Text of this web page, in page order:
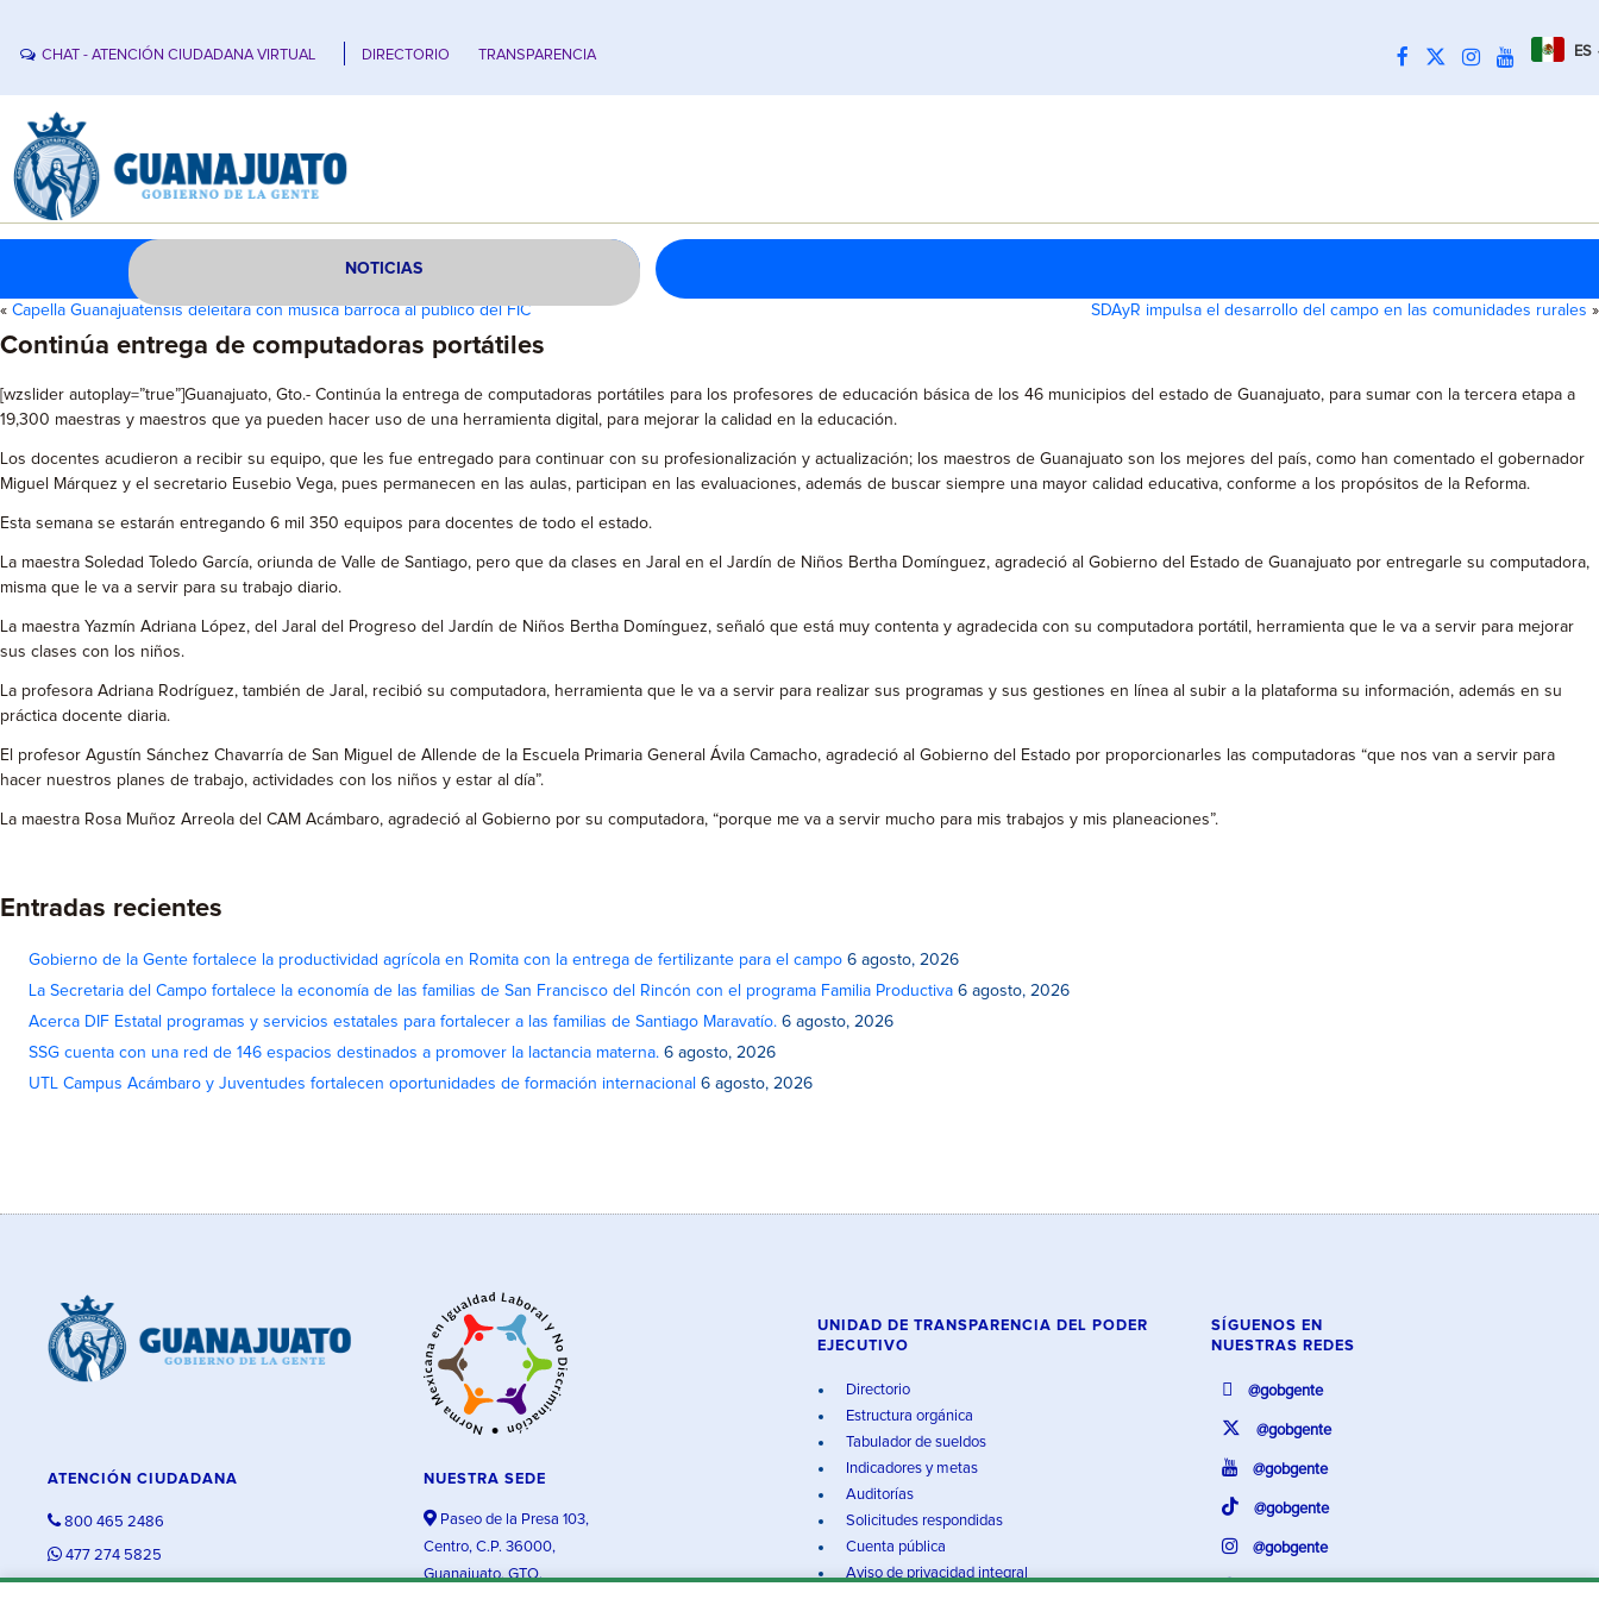
CHAT - ATENCIÓN CIUDADANA VIRTUAL DIRECTORIO TRANSPARENCIA ES
NOTICIAS
« Capella Guanajuatensis deleitará con música barroca al público del FIC SDAyR impulsa el desarrollo del campo en las comunidades rurales »
Continúa entrega de computadoras portátiles
[wzslider autoplay=”true”]Guanajuato, Gto.- Continúa la entrega de computadoras portátiles para los profesores de educación básica de los 46 municipios del estado de Guanajuato, para sumar con la tercera etapa a
19,300 maestras y maestros que ya pueden hacer uso de una herramienta digital, para mejorar la calidad en la educación.
Los docentes acudieron a recibir su equipo, que les fue entregado para continuar con su profesionalización y actualización; los maestros de Guanajuato son los mejores del país, como han comentado el gobernador
Miguel Márquez y el secretario Eusebio Vega, pues permanecen en las aulas, participan en las evaluaciones, además de buscar siempre una mayor calidad educativa, conforme a los propósitos de la Reforma.
Esta semana se estarán entregando 6 mil 350 equipos para docentes de todo el estado.
La maestra Soledad Toledo García, oriunda de Valle de Santiago, pero que da clases en Jaral en el Jardín de Niños Bertha Domínguez, agradeció al Gobierno del Estado de Guanajuato por entregarle su computadora,
misma que le va a servir para su trabajo diario.
La maestra Yazmín Adriana López, del Jaral del Progreso del Jardín de Niños Bertha Domínguez, señaló que está muy contenta y agradecida con su computadora portátil, herramienta que le va a servir para mejorar
sus clases con los niños.
La profesora Adriana Rodríguez, también de Jaral, recibió su computadora, herramienta que le va a servir para realizar sus programas y sus gestiones en línea al subir a la plataforma su información, además en su
práctica docente diaria.
El profesor Agustín Sánchez Chavarría de San Miguel de Allende de la Escuela Primaria General Ávila Camacho, agradeció al Gobierno del Estado por proporcionarles las computadoras “que nos van a servir para
hacer nuestros planes de trabajo, actividades con los niños y estar al día”.
La maestra Rosa Muñoz Arreola del CAM Acámbaro, agradeció al Gobierno por su computadora, “porque me va a servir mucho para mis trabajos y mis planeaciones”.
Entradas recientes
Gobierno de la Gente fortalece la productividad agrícola en Romita con la entrega de fertilizante para el campo 6 agosto, 2026
La Secretaria del Campo fortalece la economía de las familias de San Francisco del Rincón con el programa Familia Productiva 6 agosto, 2026
Acerca DIF Estatal programas y servicios estatales para fortalecer a las familias de Santiago Maravatío. 6 agosto, 2026
SSG cuenta con una red de 146 espacios destinados a promover la lactancia materna. 6 agosto, 2026
UTL Campus Acámbaro y Juventudes fortalecen oportunidades de formación internacional 6 agosto, 2026
ATENCIÓN CIUDADANA
800 465 2486
477 274 5825
NUESTRA SEDE
Paseo de la Presa 103,
Centro, C.P. 36000,
Guanajuato, GTO.
UNIDAD DE TRANSPARENCIA DEL PODER
EJECUTIVO
Directorio
Estructura orgánica
Tabulador de sueldos
Indicadores y metas
Auditorías
Solicitudes respondidas
Cuenta pública
Aviso de privacidad integral
SÍGUENOS EN
NUESTRAS REDES
@gobgente
@gobgente
@gobgente
@gobgente
@gobgente
@gobgente